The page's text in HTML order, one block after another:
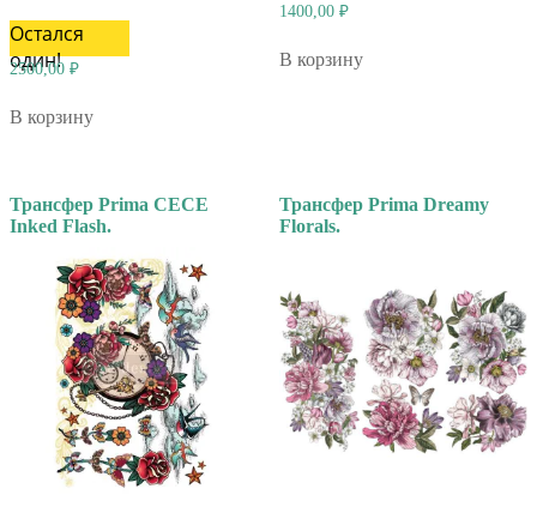
Остался
один!
2500,00 ₽
В корзину
1400,00 ₽
В корзину
Трансфер Prima CECE
Inked Flash.
Трансфер Prima Dreamy
Florals.